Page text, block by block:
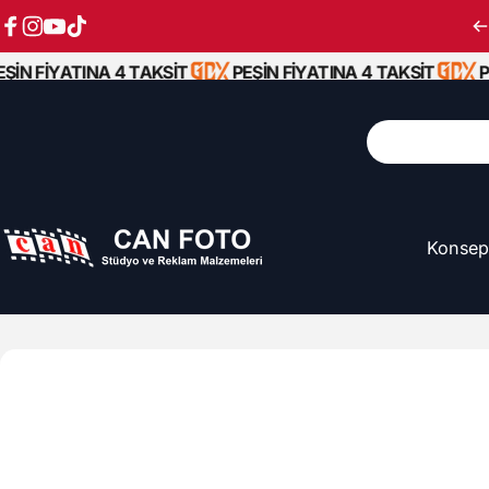
FİYATINA 4 TAKSİT PEŞİN FİYATINA 4 TAKSİT
Can Foto Stüdyo ve Reklam Malzemeleri